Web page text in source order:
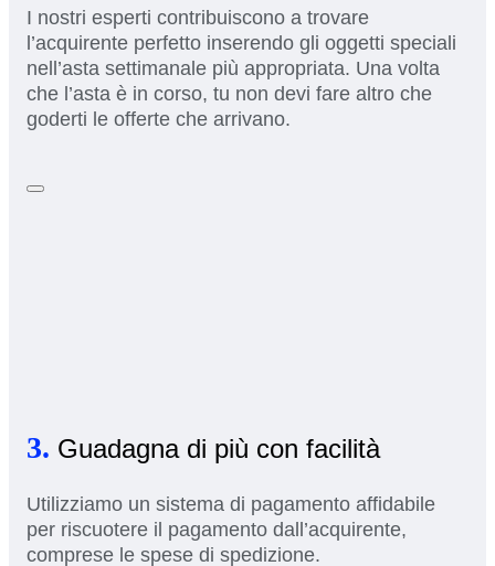
I nostri esperti contribuiscono a trovare
l’acquirente perfetto inserendo gli oggetti speciali
nell’asta settimanale più appropriata. Una volta
che l’asta è in corso, tu non devi fare altro che
goderti le offerte che arrivano.
3. Guadagna di più con facilità
Utilizziamo un sistema di pagamento affidabile
per riscuotere il pagamento dall’acquirente,
comprese le spese di spedizione.